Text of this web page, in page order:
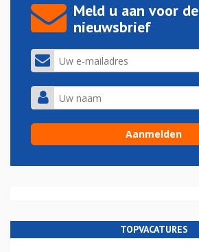
Meld u aan voor de
nieuwsbrief
TOPVACATURES